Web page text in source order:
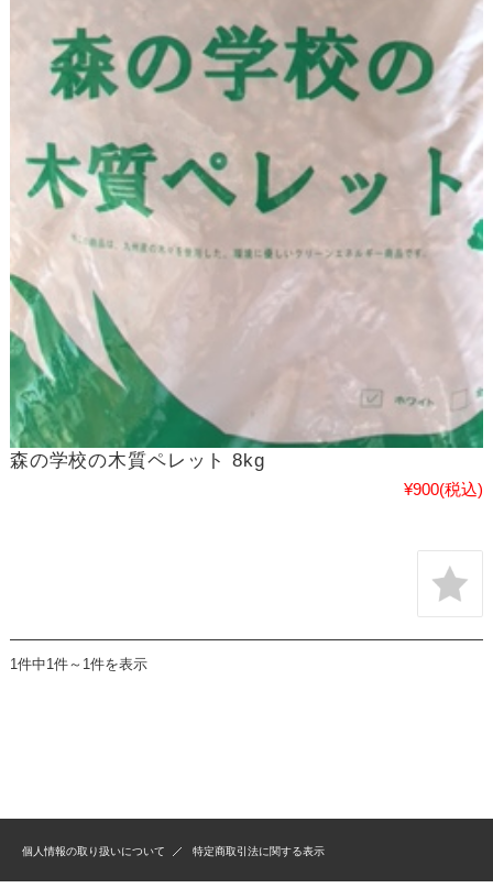
森の学校の木質ペレット 8kg
¥900(税込)
1件中1件～1件を表示
個人情報の取り扱いについて 特定商取引法に関する表示